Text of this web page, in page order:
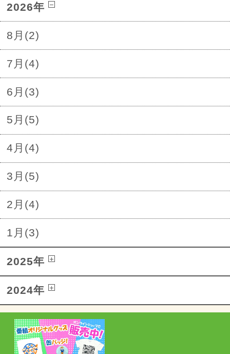
2026年
8月(2)
7月(4)
6月(3)
5月(5)
4月(4)
3月(5)
2月(4)
1月(3)
2025年
2024年